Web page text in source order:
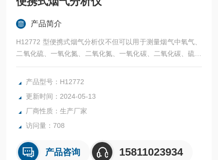
产品简介
H12772 型便携式烟气分析仪不但可以用于测量烟气中氧气、
二氧化硫、一氧化氮、二氧化氮、一氧化碳、二氧化碳、硫化
氢等各种有害气体浓度外，还可通过测量烟气的温度、动压、
静压等，计算出烟气的流速、流量以及各种气体排放量。同
提供可靠的数据。可供环保、卫生、劳动、安监、科研、教育
等部门用于锅炉、炉窑烟气的排放监测。
产品型号：H12772
更新时间：2024-05-13
厂商性质：生产厂家
访问量：708
产品咨询 15811023934